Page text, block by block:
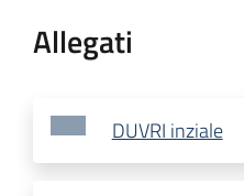
Allegati
DUVRI inziale